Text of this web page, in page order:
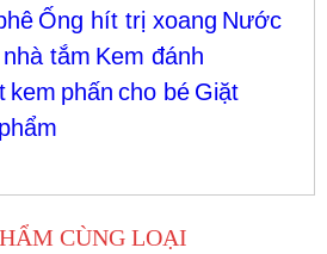
Ống hít trị xoang Nước
tắm Kem đánh
kem phấn cho bé Giặt
CÙNG LOẠI